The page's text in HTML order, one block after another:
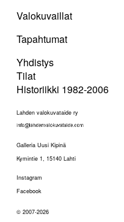
Valokuvaillat
Tapahtumat
Yhdistys
Tilat
Historiikki 1982-2006
Lahden valokuvataide ry
Galleria Uusi Kipinä
Kymintie 1, 15140 Lahti
Instagram
Facebook
© 2007-2026